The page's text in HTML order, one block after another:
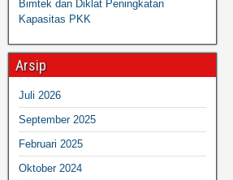
Bimtek dan Diklat Peningkatan
Kapasitas PKK
Arsip
Juli 2026
September 2025
Februari 2025
Oktober 2024